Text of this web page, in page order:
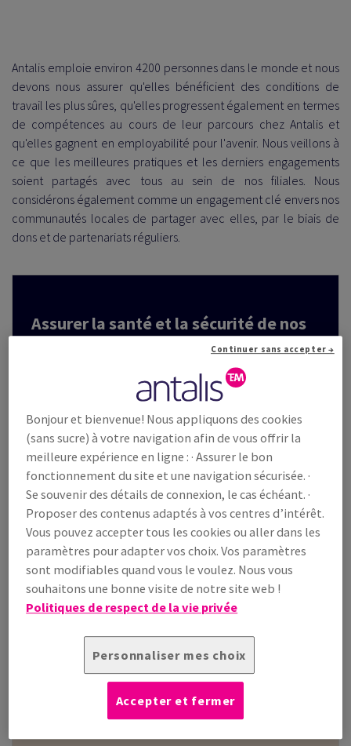
Antalis emploie environ 4200 personnes dans le monde et nous
devons nous assurer qu'elles bénéficient des conditions de
travail les plus sûres, qu'elles progressent également en termes
de compétences au cours de leur parcours chez Antalis et
qu'elles gagnent en employabilité pour l'avenir. Nous veillons à
ce que les meilleures pratiques et les derniers engagements
soient partagés avec tous au sein de nos filiales. Nous
considérons également comme un engagement clé envers nos
communautés locales de partager avec elles, par le biais de
dons et de partenariats réguliers.
Assurer la santé et la sécurité de nos
équipes et renforcer nos actions
Nos efforts et notre engagement en matière de
santé et de sécurité au fil des ans ont donné des
résultats très encourageants, le taux d'incidents du
groupe Antalis ayant considérablement diminué au
cours des cinq dernières années, passant de 10,58 en
2018 à 3,06 en 2023. Notre objectif sera toujours de
créer un environnement de travail sans accident.
3.06
Nombre total d'accidents avec plus de
*en 2023
Bonjour et bienvenue! Nous appliquons des cookies
(sans sucre) à votre navigation afin de vous offrir la
meilleure expérience en ligne : · Assurer le bon
fonctionnement du site et une navigation sécurisée. ·
Se souvenir des détails de connexion, le cas échéant. ·
Proposer des contenus adaptés à vos centres d’intérêt.
Vous pouvez accepter tous les cookies ou aller dans les
paramètres pour adapter vos choix. Vos paramètres
sont modifiables quand vous le voulez. Nous vous
souhaitons une bonne visite de notre site web !
Politiques de respect de la vie privée
Personnaliser mes choix
Continuer sans accepter →
Accepter et fermer